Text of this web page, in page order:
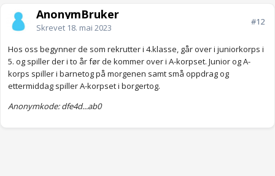
AnonymBruker
Skrevet 18. mai 2023
#12
Hos oss begynner de som rekrutter i 4.klasse, går over i juniorkorps i
5. og spiller der i to år før de kommer over i A-korpset. Junior og A-
korps spiller i barnetog på morgenen samt små oppdrag og
ettermiddag spiller A-korpset i borgertog.
Anonymkode: dfe4d...ab0